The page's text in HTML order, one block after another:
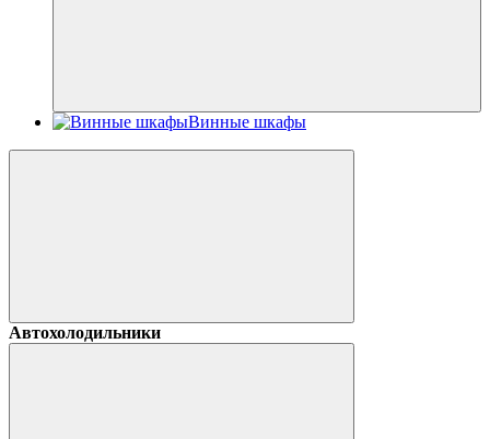
Винные шкафы
Автохолодильники